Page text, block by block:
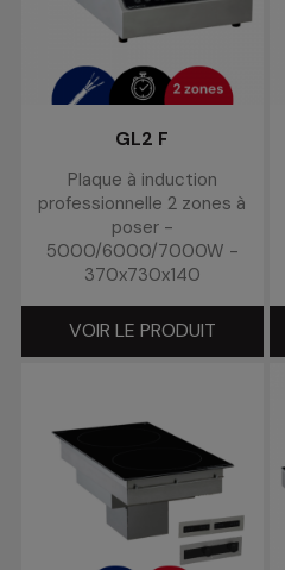
GL2 F
Plaque à induction
professionnelle 2 zones à
poser -
5000/6000/7000W -
370x730x140
VOIR LE PRODUIT